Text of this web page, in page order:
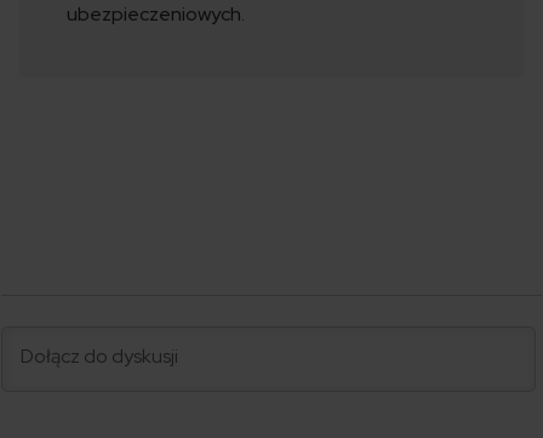
ubezpieczeniowych.